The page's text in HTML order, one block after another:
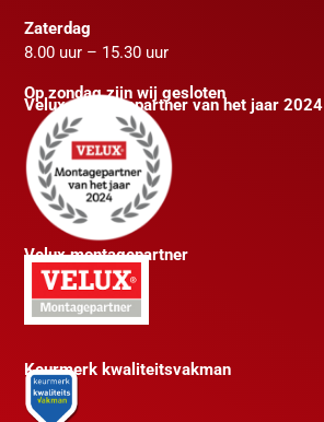
Zaterdag
8.00 uur – 15.30 uur
Op zondag zijn wij gesloten
Velux montagepartner van het jaar 2024
Velux montagepartner
Keurmerk kwaliteitsvakman